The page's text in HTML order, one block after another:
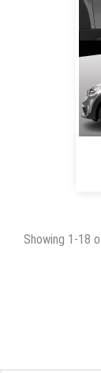
Showing 1-18